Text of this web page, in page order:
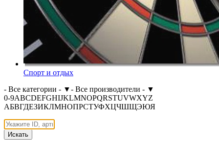
Спорт и отдых
- Все категории - ▼- Все производители - ▼
0-9ABCDEFGHIJKLMNOPQRSTUVWXYZ
АБВГДЕЗИКЛМНОПРСТУФХЦЧШЩЭЮЯ
Искать